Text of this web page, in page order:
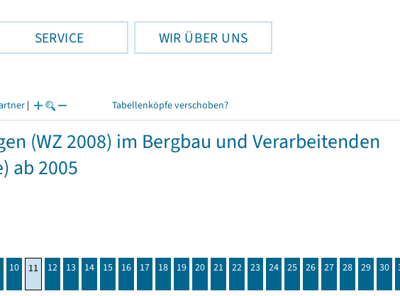
SERVICE WIR ÜBER UNS
| Tabellenköpfe verschoben?
(WZ 2008) im Bergbau und Verarbeitenden
ab 2005
10 11 12 13 14 15 16 17 18 19 20 21 22 23 24 25 26 27 28 29 30